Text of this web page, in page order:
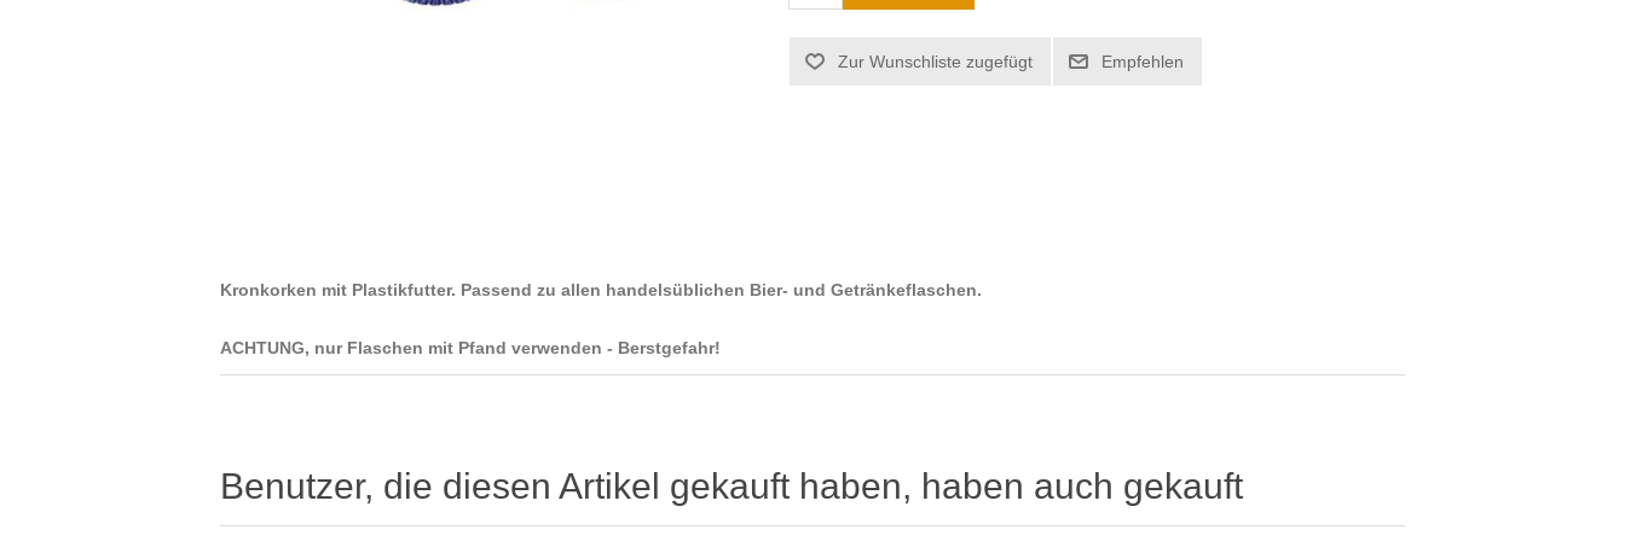
Kronkorken mit Plastikfutter. Passend zu allen handelsüblichen Bier- und Getränkeflaschen.
ACHTUNG, nur Flaschen mit Pfand verwenden - Berstgefahr!
Benutzer, die diesen Artikel gekauft haben, haben auch gekauft